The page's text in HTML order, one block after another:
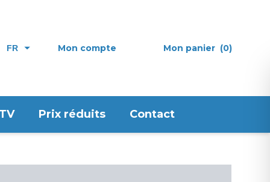
FR Mon compte Mon panier (0)
Prix réduits Contact